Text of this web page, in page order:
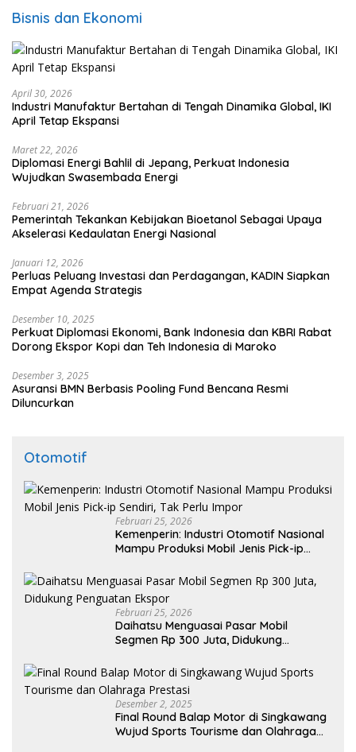
Bisnis dan Ekonomi
April 30, 2026
Industri Manufaktur Bertahan di Tengah Dinamika Global, IKI
April Tetap Ekspansi
Maret 22, 2026
Diplomasi Energi Bahlil di Jepang, Perkuat Indonesia
Wujudkan Swasembada Energi
Februari 21, 2026
Pemerintah Tekankan Kebijakan Bioetanol Sebagai Upaya
Akselerasi Kedaulatan Energi Nasional
Januari 12, 2026
Perluas Peluang Investasi dan Perdagangan, KADIN Siapkan
Empat Agenda Strategis
Desember 10, 2025
Perkuat Diplomasi Ekonomi, Bank Indonesia dan KBRI Rabat
Dorong Ekspor Kopi dan Teh Indonesia di Maroko
Desember 3, 2025
Asuransi BMN Berbasis Pooling Fund Bencana Resmi
Diluncurkan
Otomotif
Februari 25, 2026
Kemenperin: Industri Otomotif Nasional
Mampu Produksi Mobil Jenis Pick-ip
Februari 25, 2026
Daihatsu Menguasai Pasar Mobil
Segmen Rp 300 Juta, Didukung
Desember 2, 2025
Final Round Balap Motor di Singkawang
Wujud Sports Tourisme dan Olahraga